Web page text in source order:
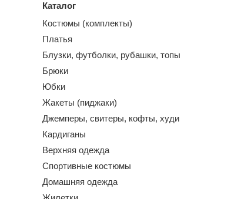
Каталог
Костюмы (комплекты)
Платья
Блузки, футболки, рубашки, топы
Брюки
Юбки
Жакеты (пиджаки)
Джемперы, свитеры, кофты, худи
Кардиганы
Верхняя одежда
Спортивные костюмы
Домашняя одежда